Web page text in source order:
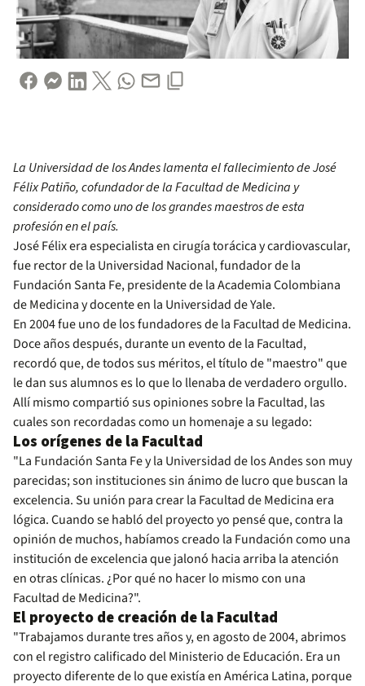
La Universidad de los Andes lamenta el fallecimiento de José
Félix Patiño, cofundador de la Facultad de Medicina y
considerado como uno de los grandes maestros de esta
profesión en el país.
José Félix era especialista en cirugía torácica y cardiovascular,
fue rector de la Universidad Nacional, fundador de la
Fundación Santa Fe, presidente de la Academia Colombiana
de Medicina y docente en la Universidad de Yale.
En 2004 fue uno de los fundadores de la Facultad de Medicina.
Doce años después, durante un evento de la Facultad,
recordó que, de todos sus méritos, el título de "maestro" que
le dan sus alumnos es lo que lo llenaba de verdadero orgullo.
Allí mismo compartió sus opiniones sobre la Facultad, las
cuales son recordadas como un homenaje a su legado:
Los orígenes de la Facultad
"La Fundación Santa Fe y la Universidad de los Andes son muy
parecidas; son instituciones sin ánimo de lucro que buscan la
excelencia. Su unión para crear la Facultad de Medicina era
lógica. Cuando se habló del proyecto yo pensé que, contra la
opinión de muchos, habíamos creado la Fundación como una
institución de excelencia que jalonó hacia arriba la atención
en otras clínicas. ¿Por qué no hacer lo mismo con una
Facultad de Medicina?".
El proyecto de creación de la Facultad
"Trabajamos durante tres años y, en agosto de 2004, abrimos
con el registro calificado del Ministerio de Educación. Era un
proyecto diferente de lo que existía en América Latina, porque